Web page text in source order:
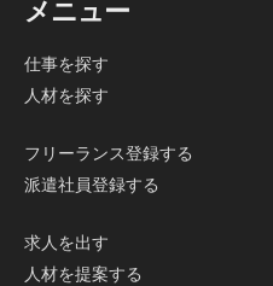
メニュー
仕事を探す
人材を探す
フリーランス登録する
派遣社員登録する
求人を出す
人材を提案する